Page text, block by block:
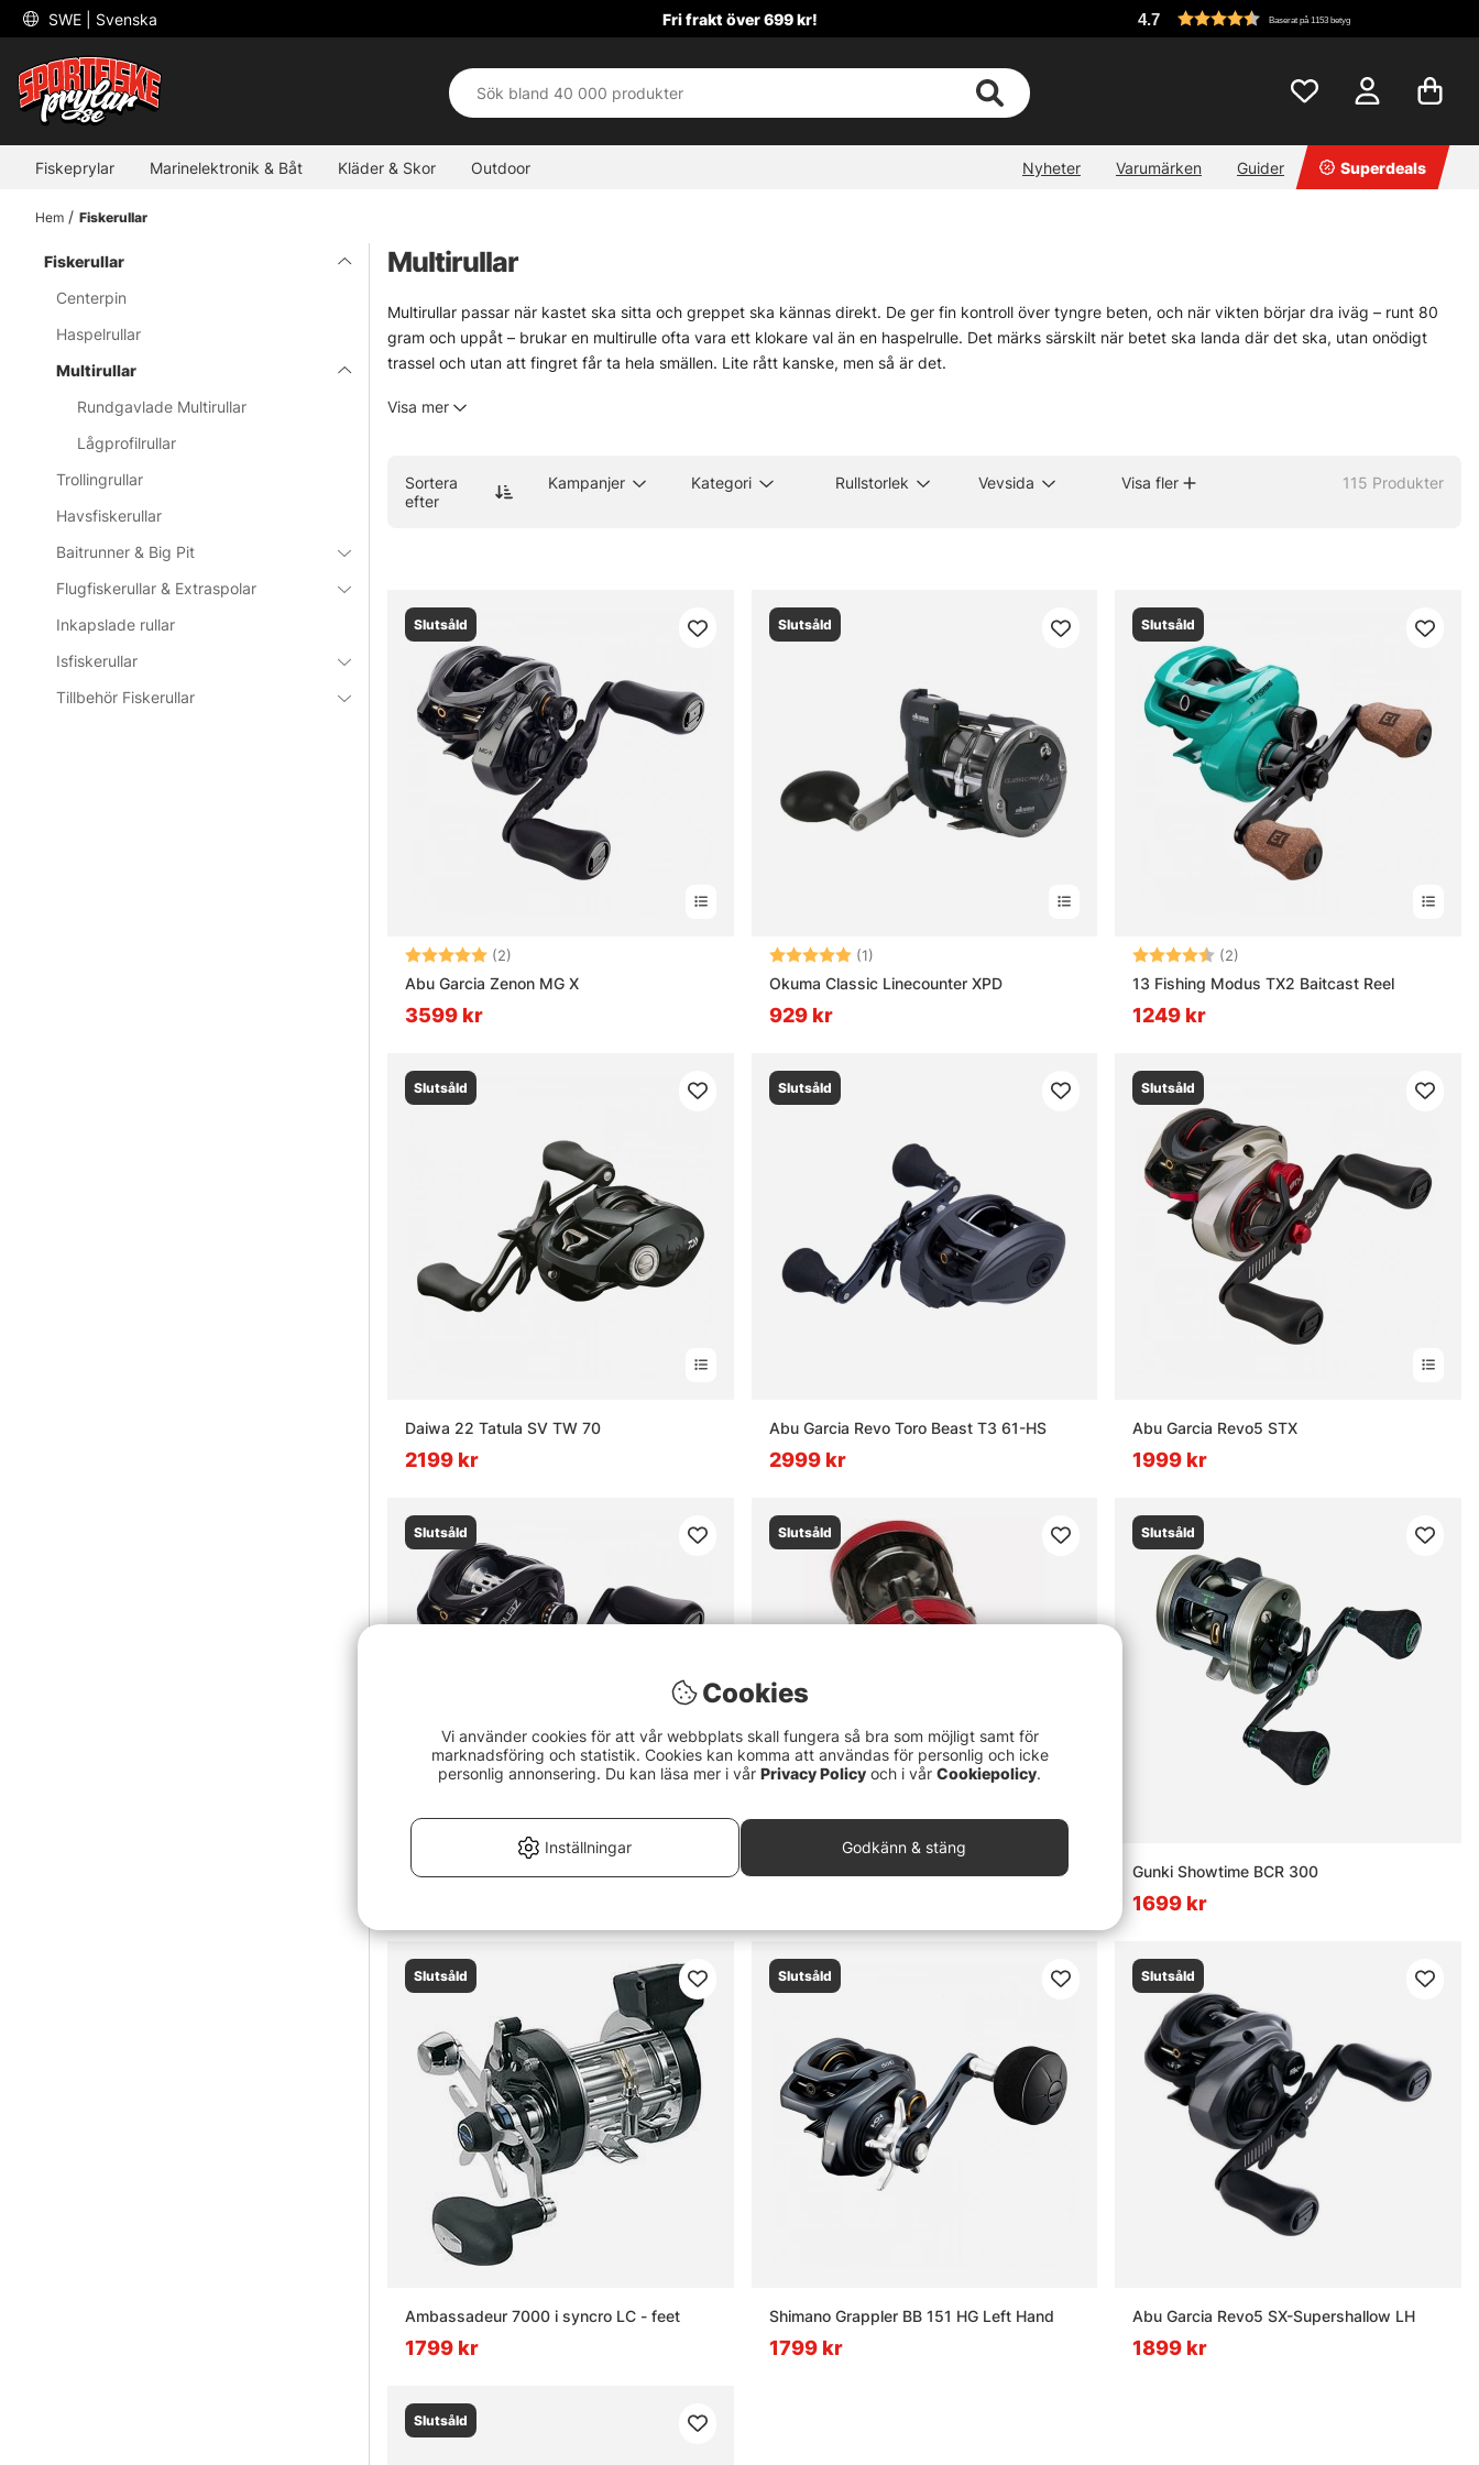
SWE | Svenska Fri frakt över 699 kr! 4.7 Baserat på 1153 betyg
Fiskeprylar Marinelektronik & Båt Kläder & Skor Outdoor Nyheter Varumärken Guider Superdeals
Hem Fiskerullar
Fiskerullar
Centerpin
Haspelrullar
Multirullar
Rundgavlade Multirullar
Lågprofilrullar
Trollingrullar
Havsfiskerullar
Baitrunner & Big Pit
Flugfiskerullar & Extraspolar
Inkapslade rullar
Isfiskerullar
Tillbehör Fiskerullar
Multirullar
Multirullar passar när kastet ska sitta och greppet ska kännas direkt. De ger fin kontroll över tyngre beten, och när vikten börjar dra iväg – runt 80
gram och uppåt – brukar en multirulle ofta vara ett klokare val än en haspelrulle. Det märks särskilt när betet ska landa där det ska, utan onödigt
trassel och utan att fingret får ta hela smällen. Lite rått kanske, men så är det.
början, särskilt med lättare beten och i sidvind, fast med rätt bromsinställning och ett lugnt tempo kommer tekniken snabbt. Efter en helg vid vattnet
fastnar för direkt. Det är ett redskap för den som vill ha mer precision, mer kontroll och en tydligare känsla genom hela kastet. Och ja, när det väl
Vanliga frågor om multirullar
Vad är en multirulle?
Vad är en bra multirulle till flätlina?
Vad är en lämplig vikt för multirulle?
Visa mer
Sortera
efter
Kampanjer Kategori Rullstorlek Vevsida Visa fler 115 Produkter
Slutsåld
Betyg: (2)
Abu Garcia Zenon MG X
3599 kr
Slutsåld
Betyg: (1)
Okuma Classic Linecounter XPD
929 kr
Slutsåld
Betyg: (2)
13 Fishing Modus TX2 Baitcast Reel
1249 kr
Slutsåld
Daiwa 22 Tatula SV TW 70
2199 kr
Slutsåld
Abu Garcia Revo Toro Beast T3 61-HS
2999 kr
Slutsåld
Abu Garcia Revo5 STX
1999 kr
Slutsåld
Abu Garcia Zenon X
Slutsåld Slutsåld
Gunki Showtime BCR 300
1699 kr
Slutsåld
Ambassadeur 7000 i syncro LC - feet
1799 kr
Slutsåld
Shimano Grappler BB 151 HG Left Hand
1799 kr
Slutsåld
Abu Garcia Revo5 SX-Supershallow LH
1899 kr
Slutsåld
Cookies
Vi använder cookies för att vår webbplats skall fungera så bra som möjligt samt för
marknadsföring och statistik. Cookies kan komma att användas för personlig och icke
personlig annonsering. Du kan läsa mer i vår Privacy Policy och i vår Cookiepolicy.
Inställningar Godkänn & stäng